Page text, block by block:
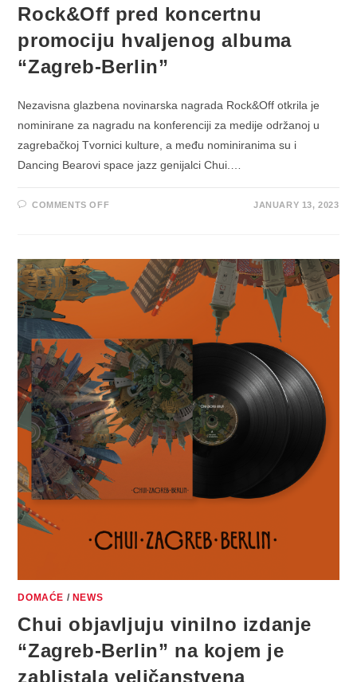
Rock&Off pred koncertnu
promociju hvaljenog albuma
“Zagreb-Berlin”
Nezavisna glazbena novinarska nagrada Rock&Off otkrila je
nominirane za nagradu na konferenciji za medije održanoj u
zagrebačkoj Tvornici kulture, a među nominiranima su i
Dancing Bearovi space jazz genijalci Chui.…
COMMENTS OFFON
KONCERTNU
PROMOCIJU
HVALJENOG
ALBUMA
“ZAGREB-
JANUARY 13, 2023
DOMAĆE / NEWS
Chui objavljuju vinilno izdanje
“Zagreb-Berlin” na kojem je
zablistala veličanstvena